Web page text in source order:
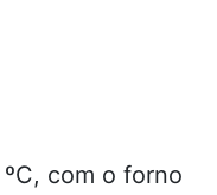
com o forno